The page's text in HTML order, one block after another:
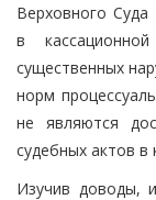
Верховного
в
существенных
норм
не являются
судебных актов в
Изучив доводы,